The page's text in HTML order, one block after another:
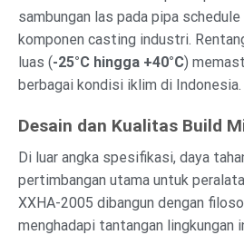
sambungan las pada pipa
komponen casting industri.
luas (-25°C hingga +40°C)
berbagai kondisi iklim di Indonesia.
Desain dan Kualitas Build
Di luar angka spesifikasi, daya
pertimbangan utama untuk
XXHA-2005 dibangun dengan
menghadapi tantangan lingkungan